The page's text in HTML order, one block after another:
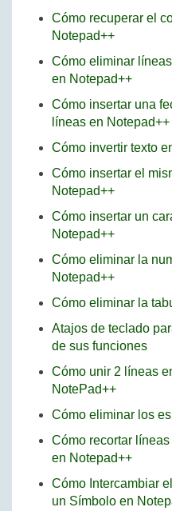
Cómo recuperar el
Notepad++
Cómo eliminar
en Notepad++
Cómo insertar una
líneas en Notepad++
Cómo invertir texto
Cómo insertar el
Notepad++
Cómo insertar un
Notepad++
Cómo eliminar la
Notepad++
Cómo eliminar la
Atajos de teclado
de sus funciones
Cómo unir 2 líneas
NotePad++
Cómo eliminar los
Cómo recortar
en Notepad++
Cómo Intercambiar
un Símbolo en